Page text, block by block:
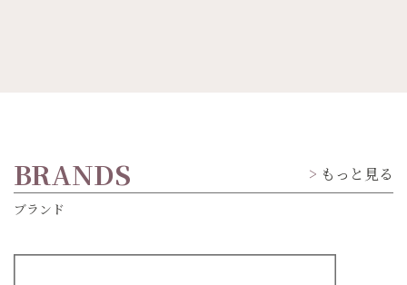
BRANDS もっと見る
ブランド